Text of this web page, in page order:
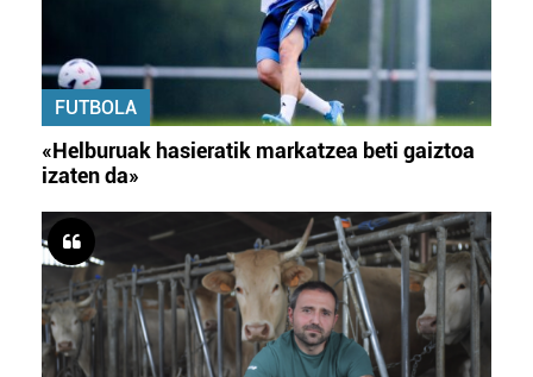
FUTBOLA
«Helburuak hasieratik markatzea beti gaiztoa
izaten da»